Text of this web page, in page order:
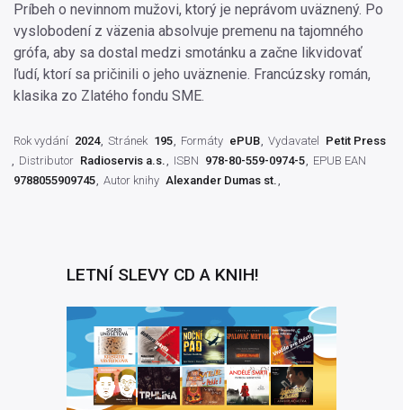
Príbeh o nevinnom mužovi, ktorý je neprávom uväznený. Po
vyslobodení z väzenia absolvuje premenu na tajomného
grófa, aby sa dostal medzi smotánku a začne likvidovať
ľudí, ktorí sa pričinili o jeho uväznenie. Francúzsky román,
klasika zo Zlatého fondu SME.
Rok vydání 2024 Stránek 195 Formáty ePUB Vydavatel
Petit Press
Distributor Radioservis a.s. ISBN 978-80-559-0974-5
EPUB EAN
9788055909745 Autor knihy Alexander Dumas st.
LETNÍ SLEVY CD A KNIH!